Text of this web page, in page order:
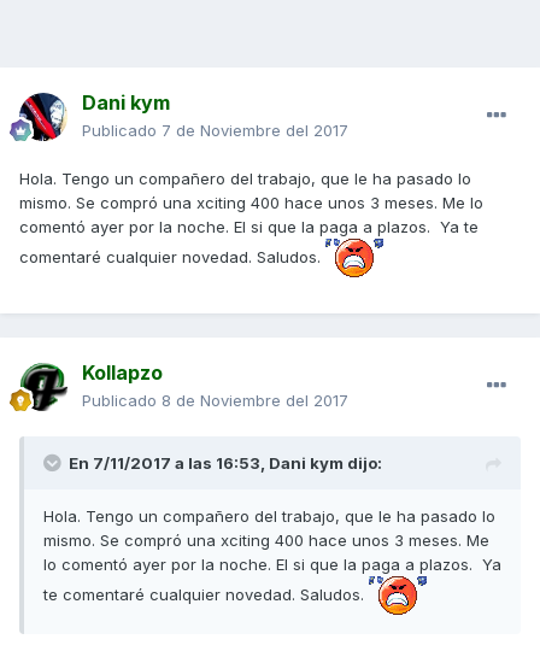
Dani kym
Publicado 7 de Noviembre del 2017
Hola. Tengo un compañero del trabajo, que le ha pasado lo
mismo. Se compró una xciting 400 hace unos 3 meses. Me lo
comentó ayer por la noche. El si que la paga a plazos. Ya te
comentaré cualquier novedad. Saludos.
Kollapzo
Publicado 8 de Noviembre del 2017
En 7/11/2017 a las 16:53, Dani kym dijo:
Hola. Tengo un compañero del trabajo, que le ha pasado lo
mismo. Se compró una xciting 400 hace unos 3 meses. Me
lo comentó ayer por la noche. El si que la paga a plazos. Ya
te comentaré cualquier novedad. Saludos.